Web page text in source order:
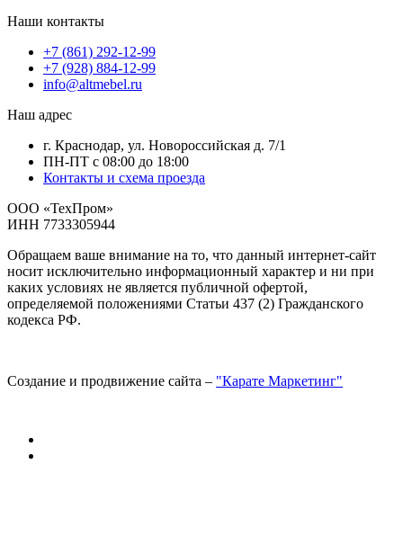
Наши контакты
+7 (861) 292-12-99
+7 (928) 884-12-99
info@altmebel.ru
Наш адрес
г. Краснодар, ул. Новороссийская д. 7/1
ПН-ПТ с 08:00 до 18:00
Контакты и схема проезда
ООО «ТехПром»
ИНН 7733305944
Обращаем ваше внимание на то, что данный интернет-сайт
носит исключительно информационный характер и ни при
каких условиях не является публичной офертой,
определяемой положениями Статьи 437 (2) Гражданского
кодекса РФ.
Создание и продвижение сайта – "Карате Маркетинг"